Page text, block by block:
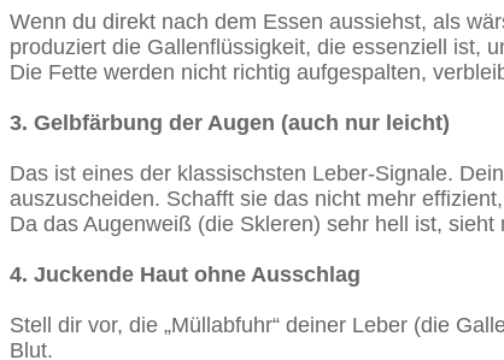
Wenn du direkt nach dem Essen aussiehst, als
produziert die Gallenflüssigkeit, die essenziell ist,
Die Fette werden nicht richtig aufgespalten,
3. Gelbfärbung der Augen (auch nur leicht)
Das ist eines der klassischsten Leber-Signale.
auszuscheiden. Schafft sie das nicht mehr
Da das Augenweiß (die Skleren) sehr hell ist,
4. Juckende Haut ohne Ausschlag
Stell dir vor, die „Müllabfuhr“ deiner Leber (die
Blut.